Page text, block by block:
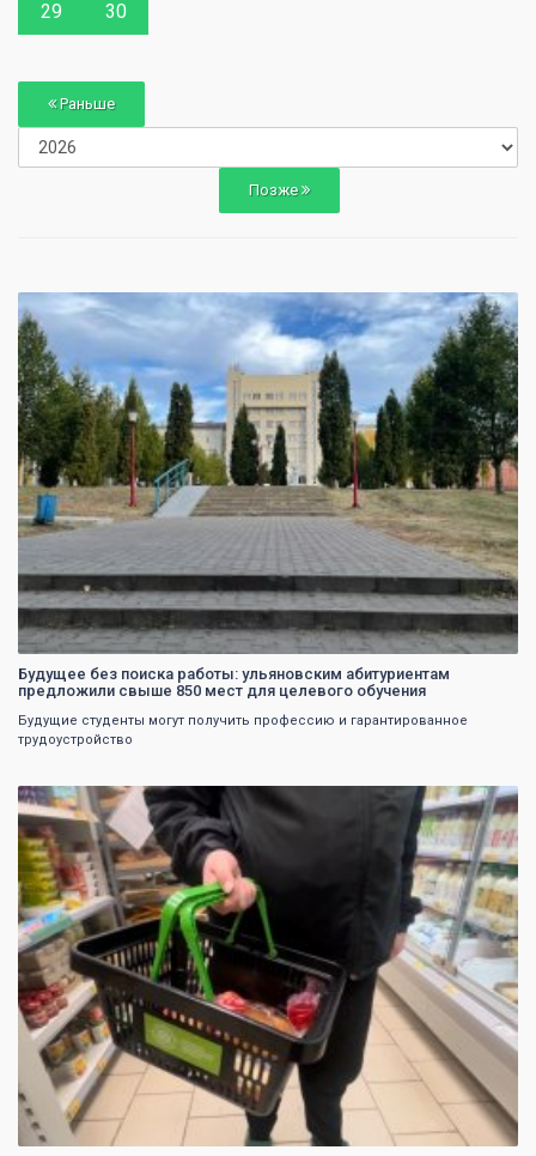
29 30
Раньше
Позже
Будущее без поиска работы: ульяновским абитуриентам
предложили свыше 850 мест для целевого обучения
Будущие студенты могут получить профессию и гарантированное
трудоустройство
0